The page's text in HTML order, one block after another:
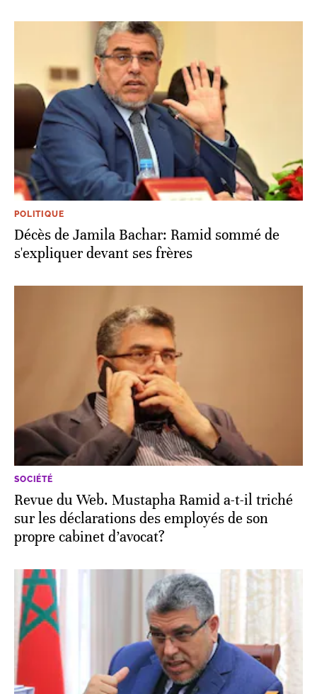
POLITIQUE
Décès de Jamila Bachar: Ramid sommé de
s'expliquer devant ses frères
SOCIÉTÉ
Revue du Web. Mustapha Ramid a-t-il triché
sur les déclarations des employés de son
propre cabinet d’avocat?